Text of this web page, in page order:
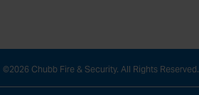
©2026 Chubb Fire & Security. All Rights Reserved.